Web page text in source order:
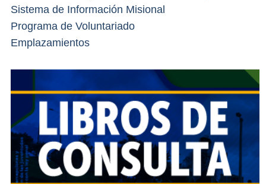
Sistema de Información Misional
Programa de Voluntariado
Emplazamientos